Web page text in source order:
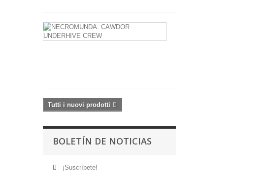
Tutti i nuovi prodotti
BOLETÍN DE NOTICIAS
¡Suscríbete!